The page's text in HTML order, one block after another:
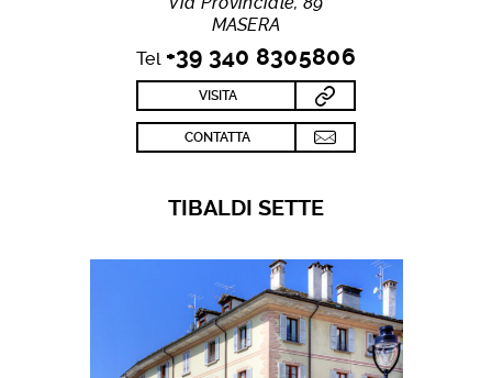
MASERA
Tel +39 340 8305806
VISITA
CONTATTA
TIBALDI SETTE